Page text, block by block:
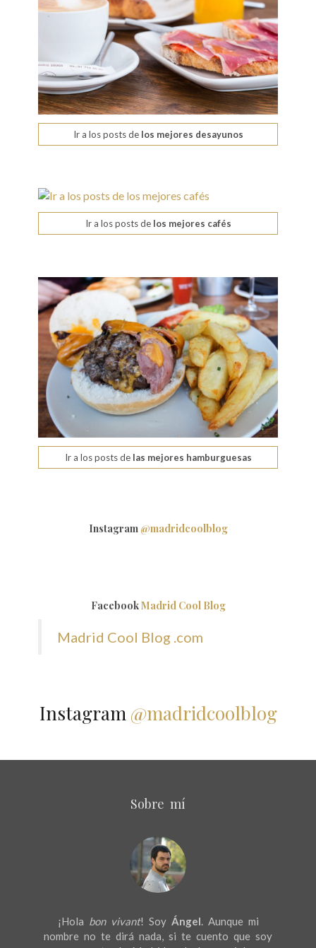
Ir a los posts delos mejores desayunos
Ir a los posts delos mejores cafés
Ir a los posts delas mejores hamburguesas
Instagram @madridcoolblog
FacebookMadrid Cool Blog
Madrid Cool Blog .com
Instagram @madridcoolblog
Sobre mí
¡Hola bon vivant! Soy Ángel. Aunque mi
nombre no te dirá nada, si te cuento que soy